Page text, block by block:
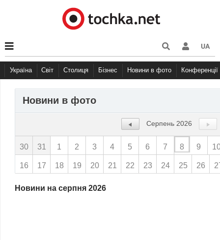
UA
Україна Світ Столиця Бізнес Новини в фото Конференції
Новини в фото
Серпень 2026
30 31 1 2 3 4 5 6 7 8 9
16 17 18 19 20 21 22 23 24 25 26
Новини на серпня 2026